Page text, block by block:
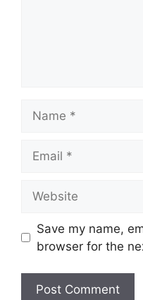
Save my name,
browser for the